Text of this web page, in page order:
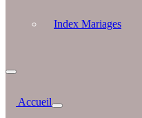
Index Mariages
Accueil